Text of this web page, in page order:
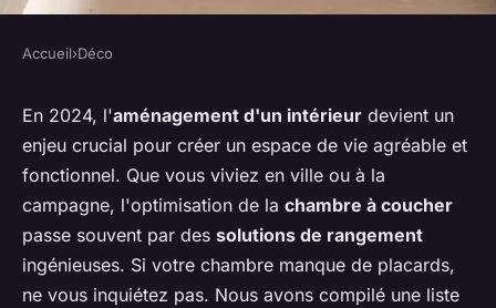
Quelles sont les meilleures
solutions de rangement pour
une chambre avec peu de
placards ?
22 mai 2024
Accueil›Déco
En 2024, l'aménagement d'un intérieur devient un
enjeu crucial pour créer un espace de vie agréable et
fonctionnel. Que vous viviez en ville ou à la
campagne, l'optimisation de la chambre à coucher
passe souvent par des solutions de rangement
ingénieuses. Si votre chambre manque de placards,
ne vous inquiétez pas. Nous avons compilé une liste